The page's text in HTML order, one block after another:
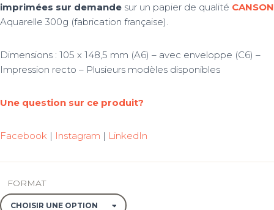
imprimées sur demande sur un papier de qualité CANSON
Aquarelle 300g (fabrication française).
Dimensions : 105 x 148,5 mm (A6) – avec enveloppe (C6) –
Impression recto – Plusieurs modèles disponibles
Une question sur ce produit?
Facebook | Instagram | LinkedIn
FORMAT